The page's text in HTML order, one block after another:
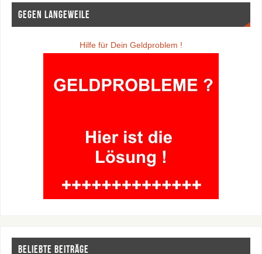
Gegen Langeweile
Hilfe für Dein Geldproblem !
Beliebte Beiträge